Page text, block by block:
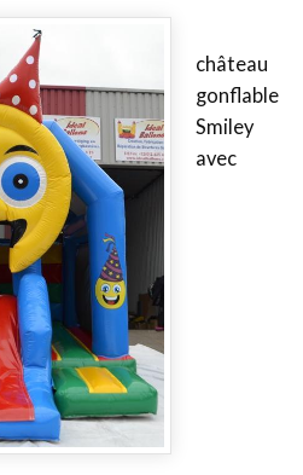
château
gonflable
Smiley
avec